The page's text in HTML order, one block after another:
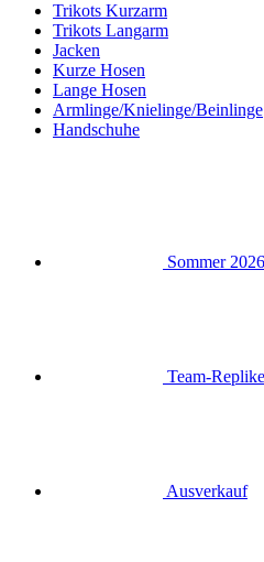
Trikots Kurzarm
Trikots Langarm
Jacken
Kurze Hosen
Lange Hosen
Armlinge/Knielinge/Beinlinge
Handschuhe